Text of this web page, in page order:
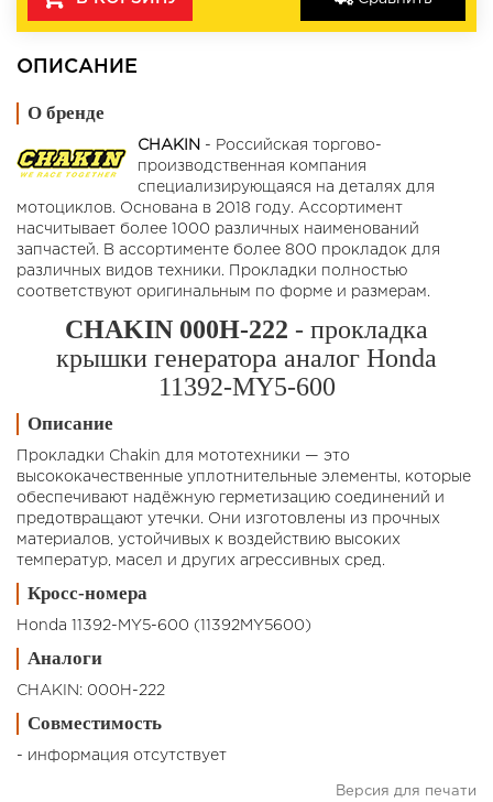
ОПИСАНИЕ
О бренде
CHAKIN - Российская торгово-
производственная компания
специализирующаяся на деталях для
мотоциклов. Основана в 2018 году. Ассортимент
насчитывает более 1000 различных наименований
запчастей. В ассортименте более 800 прокладок для
различных видов техники. Прокладки полностью
соответствуют оригинальным по форме и размерам.
CHAKIN 000H-222 - прокладка
крышки генератора аналог Honda
11392-MY5-600
Описание
Прокладки Chakin для мототехники — это
высококачественные уплотнительные элементы, которые
обеспечивают надёжную герметизацию соединений и
предотвращают утечки. Они изготовлены из прочных
материалов, устойчивых к воздействию высоких
температур, масел и других агрессивных сред.
Кросс-номера
Honda 11392-MY5-600 (11392MY5600)
Аналоги
CHAKIN: 000H-222
Совместимость
- информация отсутствует
Версия для печати